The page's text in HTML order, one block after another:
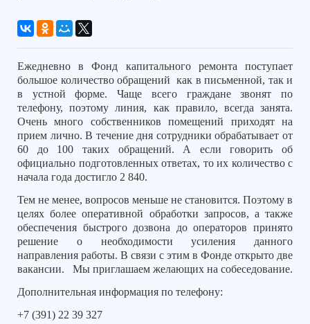
Ежедневно в Фонд капитального ремонта поступает
большое количество обращений как в письменной, так и
в устной форме. Чаще всего граждане звонят по
телефону, поэтому линия, как правило, всегда занята.
Очень много собственников помещений приходят на
прием лично. В течение дня сотрудники обрабатывает от
60 до 100 таких обращений. А если говорить об
официально подготовленных ответах, то их количество с
начала года достигло 2 840.
Тем не менее, вопросов меньше не становится. Поэтому в
целях более оперативной обработки запросов, а также
обеспечения быстрого дозвона до операторов принято
решение о необходимости усиления данного
направления работы. В связи с этим в Фонде открыто две
вакансии.
Мы приглашаем желающих на собеседование.
Дополнительная информация по телефону:
+7 (391) 22 39 327